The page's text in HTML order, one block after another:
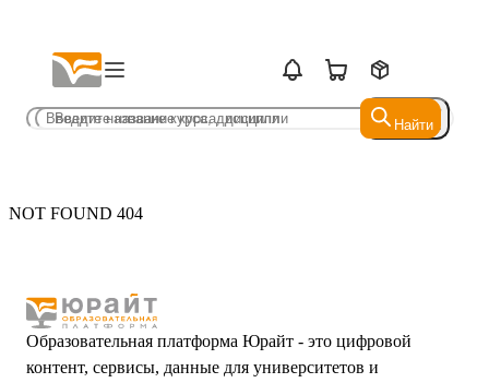
Найти
Найти
NOT FOUND 404
Образовательная платформа Юрайт - это цифровой
контент, сервисы, данные для университетов и